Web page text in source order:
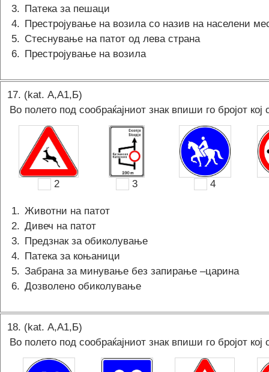
3. Патека за пешаци
4. Престројување на возила со назив на населени
5. Стеснување на патот од лева страна
6. Престројување на возила
17. (kat. А,A1,Б)
Во полето под сообраќајниот знак впиши го бројот
2 3 4
1. Животни на патот
2. Дивеч на патот
3. Предзнак за обиколување
4. Патека за коњаници
5. Забрана за минување без запирање –царина
6. Дозволено обиколување
18. (kat. А,A1,Б)
Во полето под сообраќајниот знак впиши го бројот